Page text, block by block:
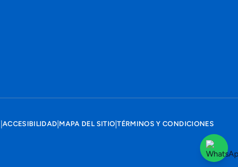
|ACCESIBILIDAD|MAPA DEL SITIO|TÉRMINOS Y CONDICIONES